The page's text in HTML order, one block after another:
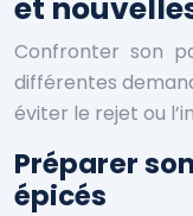
et
Confronter son
différentes
éviter le rejet ou
Préparer
épicés